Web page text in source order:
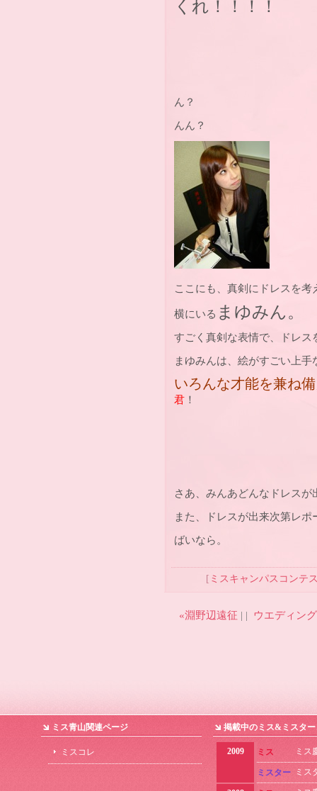
くれ！！！！
ん？
んん？
ここにも、真剣にドレスを
横にいる まゆみん。
すごく真剣な表情で、ドレス
まゆみんは、絵がすごい上
いろんな才能を兼ね
君 ！
さあ、みんあどんなドレス
また、ドレスが出来次第レポ
ばいなら。
[ ミスキャンパスコンテ
«淵野辺遠征 | | ウエディン
ミス青山関連ページ
ミスコレ
掲載中のミス&ミスタ
2009 ミス ミス
ミスター ミス